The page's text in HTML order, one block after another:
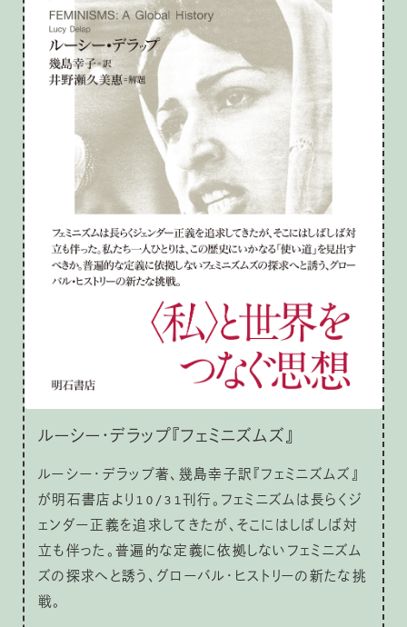
ルーシー・デラップ『フェミニズムズ』
ルーシー・デラップ著、幾島幸子訳『フェミニズムズ』
が明石書店より10/31刊行。フェミニズムは長らくジ
ェンダー正義を追求してきたが、そこにはしばしば対
立も伴った。普遍的な定義に依拠しないフェミニズム
ズの探求へと誘う、グローバル・ヒストリーの新たな挑
戦。